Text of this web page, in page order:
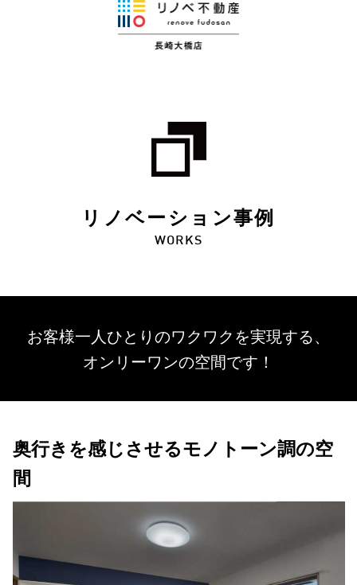
リノベーション事例
WORKS
お客様一人ひとりのワクワクを実現する、
オンリーワンの空間です！
奥行きを感じさせるモノトーン調の空
間